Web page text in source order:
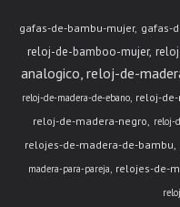
gafas-de-bambu-mujer gafas-
reloj-de-bamboo-mujer
analogico reloj-de-
reloj-de-madera-de-ebano reloj-
reloj-de-madera-negro reloj-
relojes-de-madera-de-bambu
madera-para-pareja relojes-de-